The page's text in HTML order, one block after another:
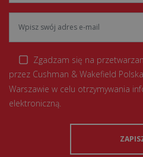
Zgadzam się na
przez Cushman & Wakefield
Warszawie w celu otrzymywania
elektroniczną.